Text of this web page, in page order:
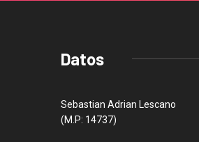
Datos
Sebastian Adrian Lescano
(M.P: 14737)